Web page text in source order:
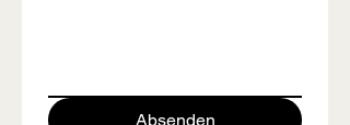
Absenden